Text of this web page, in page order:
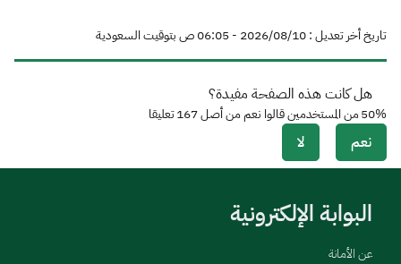
تاريخ أخر تعديل : 10‏/08‏/2026 - 06:05 ص بتوقيت السعودية
هل كانت هذه الصفحة مفيدة؟
نعم لا
50%من المستخدمين قالوا نعم من أصل167تعليقا
البوابة الإلكترونية
عن الأمانة